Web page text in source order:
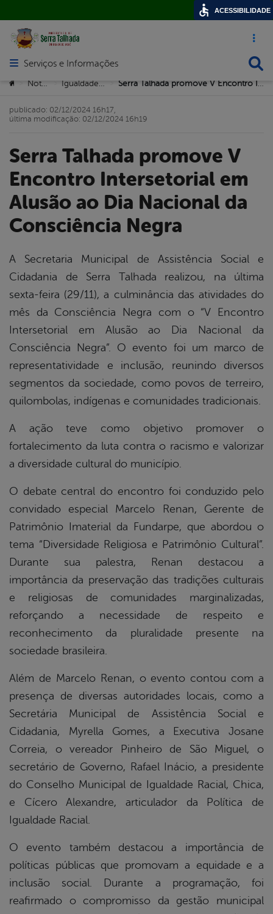
Acesso
Abrir menu principal de navegação
Serviços e Informações
Você está aqui:
> > >
Serra Talhada promove V
Encontro Intersetorial em
Alusão ao Dia Nacional da
Consciência Negra
publicado: 02/12/2024 16h17,
última modificação: 02/12/2024 16h19
A Secretaria Municipal de Assistência Social e
Cidadania de Serra Talhada realizou, na última
sexta-feira (29/11), a culminância das atividades do
mês da Consciência Negra com o “V Encontro
Intersetorial em Alusão ao Dia Nacional da
Consciência Negra”. O evento foi um marco de
representatividade e inclusão, reunindo diversos
segmentos da sociedade, como povos de terreiro,
quilombolas, indígenas e comunidades tradicionais.
A ação teve como objetivo promover o
fortalecimento da luta contra o racismo e valorizar
a diversidade cultural do município.
O debate central do encontro foi conduzido pelo
convidado especial Marcelo Renan, Gerente de
Patrimônio Imaterial da Fundarpe, que abordou o
tema “Diversidade Religiosa e Patrimônio Cultural”.
Durante sua palestra, Renan destacou a
importância da preservação das tradições culturais
e religiosas de comunidades marginalizadas,
reforçando a necessidade de respeito e
reconhecimento da pluralidade presente na
sociedade brasileira.
Além de Marcelo Renan, o evento contou com a
presença de diversas autoridades locais, como a
Secretária Municipal de Assistência Social e
Cidadania, Myrella Gomes, a Executiva Josane
Correia, o vereador Pinheiro de São Miguel, o
secretário de Governo, Rafael Inácio, a presidente
do Conselho Municipal de Igualdade Racial, Chica,
e Cícero Alexandre, articulador da Política de
Igualdade Racial.
O evento também destacou a importância de
políticas públicas que promovam a equidade e a
inclusão social. Durante a programação, foi
reafirmado o compromisso da gestão municipal
ACESSIBILIDADE